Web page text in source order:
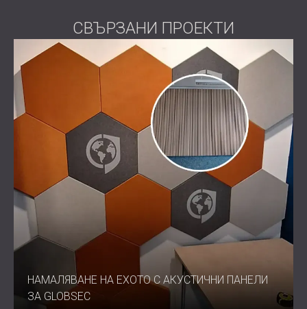
среща стила
Дизайн, който резонира
BEELIVE FELT превръща контрола на звука в
артистичен елемент. Неговата геометрия тип „пчелна
пита“ и ярките цветови опции го правят дизайнерско
изявление, което превръща всяко пространство в
място на спокойствие, комфорт и вдъхновение.
Свържете се с DECIBEL още днес, за да разгледате
колекцията BEELIVE FELT.
СВЪРЗАНИ ПРОЕКТИ
НАМАЛЯВАНЕ НА ЕХОТО С АКУСТИЧНИ ПАНЕЛИ
ЗА GLOBSEC